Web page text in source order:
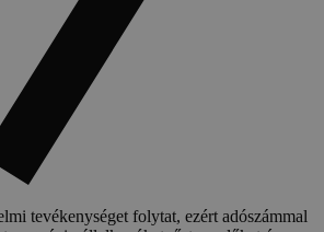
tevékenységet folytat, ezért adószámmal